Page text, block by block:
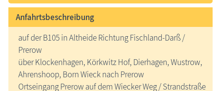
Anfahrtsbeschreibung
auf der B105 in Altheide Richtung Fischland-Darß /
Prerow
über Klockenhagen, Körkwitz Hof, Dierhagen, Wustrow,
Ahrenshoop, Born Wieck nach Prerow
Ortseingang Prerow auf dem Wiecker Weg / Strandstraße